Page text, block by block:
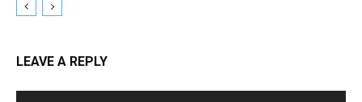
LEAVE A REPLY